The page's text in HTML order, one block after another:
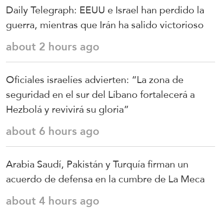
Daily Telegraph: EEUU e Israel han perdido la
guerra, mientras que Irán ha salido victorioso
about 2 hours ago
Oficiales israelíes advierten: “La zona de
seguridad en el sur del Líbano fortalecerá a
Hezbolá y revivirá su gloria”
about 6 hours ago
Arabia Saudí, Pakistán y Turquía firman un
acuerdo de defensa en la cumbre de La Meca
about 4 hours ago